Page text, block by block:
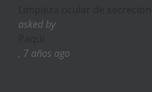
asked by
, 7 años ago